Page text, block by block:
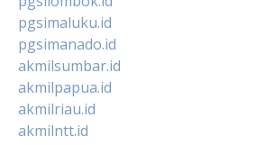
pgsimaluku.id
pgsimanado.id
akmilsumbar.id
akmilpapua.id
akmilriau.id
akmilntt.id